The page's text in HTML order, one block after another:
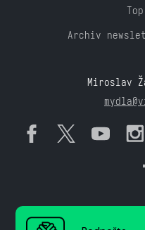
Archiv
Miroslav